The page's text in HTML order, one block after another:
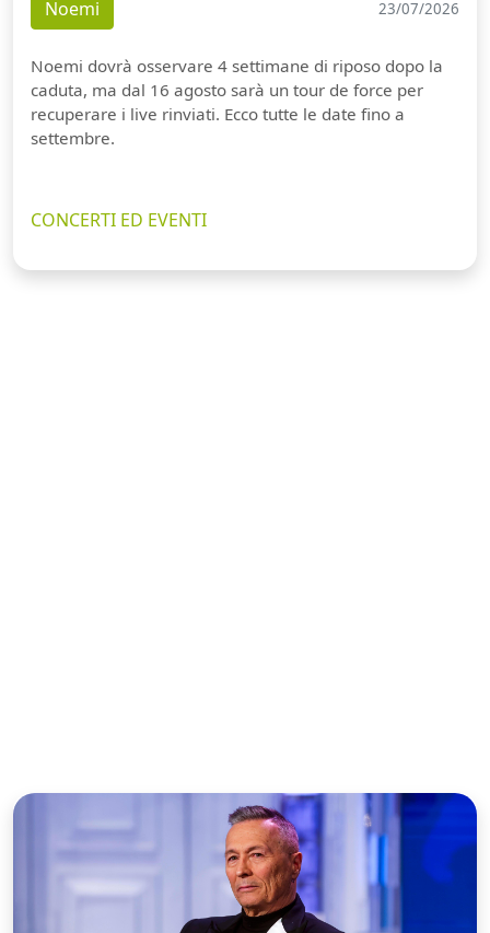
Noemi 23/07/2026
Noemi dovrà osservare 4 settimane di riposo dopo la
caduta, ma dal 16 agosto sarà un tour de force per
recuperare i live rinviati. Ecco tutte le date fino a
settembre.
CONCERTI ED EVENTI